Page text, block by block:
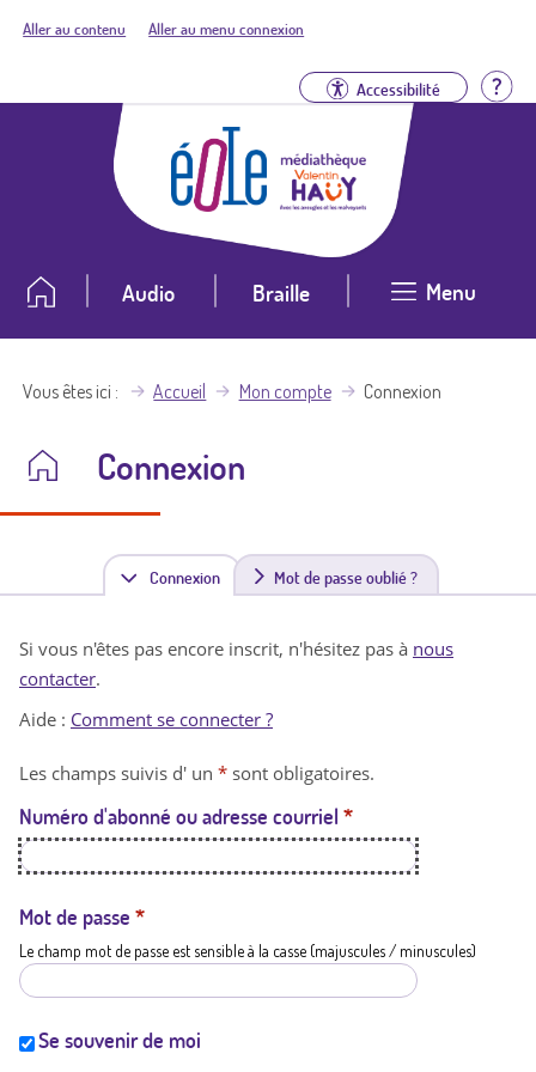
Aller au contenu Aller au menu connexion
Accessibilité
Audio Braille Menu
Vous êtes ici Accueil Mon compte Connexion
Connexion
Connexion(
n
t
a
t
i
Mot de passe oublié ?
Si vous n'êtes pas encore inscrit, n'hésitez pas à nous
contacter.
Aide : Comment se connecter ?
Les champs suivis d' un * sont obligatoires.
Numéro d'abonné ou adresse courriel *
Mot de passe *
Le champ mot de passe est sensible à la casse (majuscules / minuscules)
Se souvenir de moi